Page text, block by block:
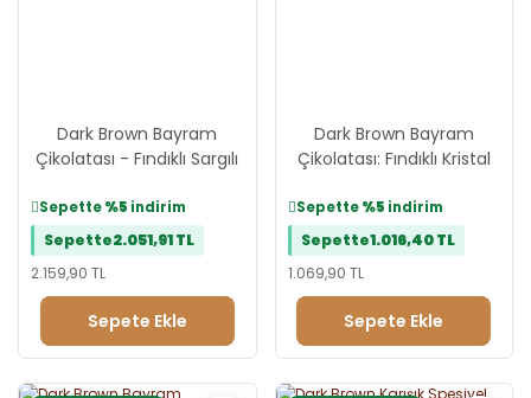
Dark Brown Bayram
Çikolatası - Fındıklı Sargılı
Sepette%5 indirim
Sepette2.051,91 TL
2.159,90 TL
Sepete Ekle
Dark Brown Bayram
Çikolatası: Fındıklı Kristal
Sepette%5 indirim
Sepette1.016,40 TL
1.069,90 TL
Sepete Ekle